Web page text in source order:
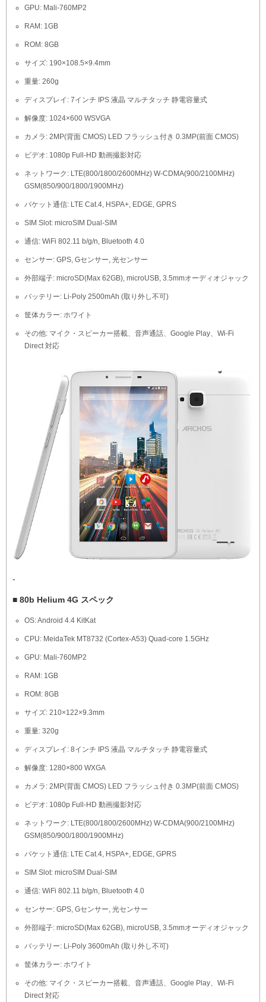
GPU: Mali-760MP2
RAM: 1GB
ROM: 8GB
サイズ: 190×108.5×9.4mm
重量: 260g
ディスプレイ: 7インチ IPS 液晶 マルチタッチ 静電容量式
解像度: 1024×600 WSVGA
カメラ: 2MP(背面 CMOS) LED フラッシュ付き 0.3MP(前面 CMOS)
ビデオ: 1080p Full-HD 動画撮影対応
ネットワーク: LTE(800/1800/2600MHz) W-CDMA(900/2100MHz)
GSM(850/900/1800/1900MHz)
パケット通信: LTE Cat.4, HSPA+, EDGE, GPRS
SIM Slot: microSIM Dual-SIM
通信: WiFi 802.11 b/g/n, Bluetooth 4.0
センサー: GPS, Gセンサー, 光センサー
外部端子: microSD(Max 62GB), microUSB, 3.5mmオーディオジャック
バッテリー: Li-Poly 2500mAh (取り外し不可)
筐体カラー: ホワイト
その他: マイク・スピーカー搭載、音声通話、Google Play、Wi-Fi
Direct 対応
-
■ 80b Helium 4G スペック
OS: Android 4.4 KitKat
CPU: MeidaTek MT8732 (Cortex-A53) Quad-core 1.5GHz
GPU: Mali-760MP2
RAM: 1GB
ROM: 8GB
サイズ: 210×122×9.3mm
重量: 320g
ディスプレイ: 8インチ IPS 液晶 マルチタッチ 静電容量式
解像度: 1280×800 WXGA
カメラ: 2MP(背面 CMOS) LED フラッシュ付き 0.3MP(前面 CMOS)
ビデオ: 1080p Full-HD 動画撮影対応
ネットワーク: LTE(800/1800/2600MHz) W-CDMA(900/2100MHz)
GSM(850/900/1800/1900MHz)
パケット通信: LTE Cat.4, HSPA+, EDGE, GPRS
SIM Slot: microSIM Dual-SIM
通信: WiFi 802.11 b/g/n, Bluetooth 4.0
センサー: GPS, Gセンサー, 光センサー
外部端子: microSD(Max 62GB), microUSB, 3.5mmオーディオジャック
バッテリー: Li-Poly 3600mAh (取り外し不可)
筐体カラー: ホワイト
その他: マイク・スピーカー搭載、音声通話、Google Play、Wi-Fi
Direct 対応